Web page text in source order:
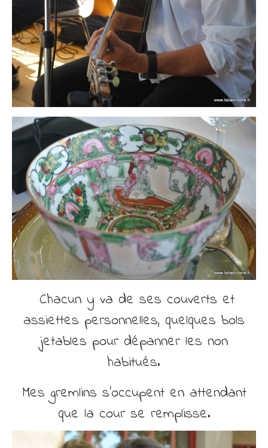
Chacun y va de ses couverts et
assiettes personnelles, quelques bols
jetables pour dépanner les non
habitués.
Mes gremlins s’occupent en attendant
que la cour se remplisse.